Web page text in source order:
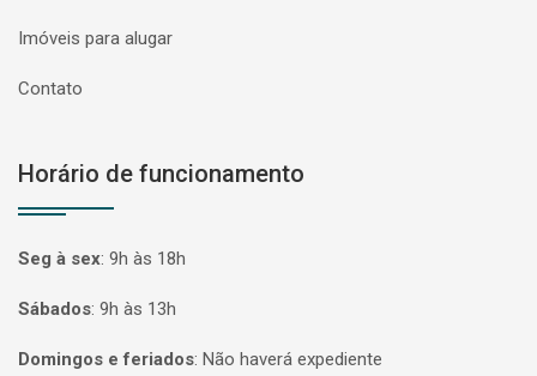
Imóveis para alugar
Contato
Horário de funcionamento
Seg à sex: 9h às 18h
Sábados: 9h às 13h
Domingos e feriados: Não haverá expediente